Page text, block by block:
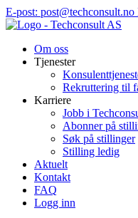
Hopp
til
E-post: post@techconsult.no
Om oss
Tjenester
Rekruttering til
Karriere
Jobb i
Abonner på
Søk på stillinger
Stilling ledig
Aktuelt
Kontakt
FAQ
Logg inn